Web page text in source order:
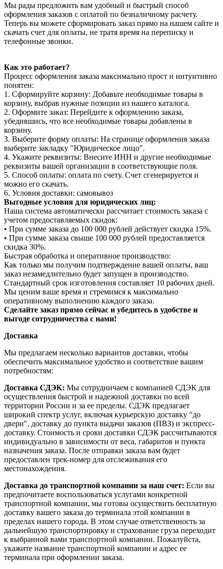
Мы рады предложить вам удобный и быстрый способ
оформления заказов с оплатой по безналичному расчету.
Теперь вы можете сформировать заказ прямо на нашем сайте и
скачать счет для оплаты, не тратя время на переписку и
телефонные звонки.
Как это работает?
Процесс оформления заказа максимально прост и интуитивно
понятен:
1. Сформируйте корзину: Добавьте необходимые товары в
корзину, выбрав нужные позиции из нашего каталога.
2. Оформите заказ: Перейдите к оформлению заказа,
убедившись, что все необходимые товары добавлены в
корзину.
3. Выберите форму оплаты: На странице оформления заказа
выберите закладку "Юридическое лицо".
4. Укажите реквизиты: Внесите ИНН и другие необходимые
реквизиты вашей организации в соответствующие поля.
5. Способ оплаты: оплата по счету. Счет сгенерируется и
можно его скачать.
6. Условия доставки: самовывоз
Выгодные условия для юридических лиц:
Наша система автоматически рассчитает стоимость заказа с
учетом предоставляемых скидок:
• При сумме заказа до 100 000 рублей действует скидка 15%.
• При сумме заказа свыше 100 000 рублей предоставляется
скидка 30%.
Быстрая обработка и оперативное производство:
Как только мы получим подтверждение вашей оплаты, ваш
заказ незамедлительно будет запущен в производство.
Стандартный срок изготовления составляет 10 рабочих дней.
Мы ценим ваше время и стремимся к максимально
оперативному выполнению каждого заказа.
Сделайте заказ прямо сейчас и убедитесь в удобстве и
выгоде сотрудничества с нами!
Доставка
Мы предлагаем несколько вариантов доставки, чтобы
обеспечить максимальное удобство и соответствие вашим
потребностям:
Доставка СДЭК: Мы сотрудничаем с компанией СДЭК для
осуществления быстрой и надежной доставки по всей
территории России и за ее пределы. СДЭК предлагает
широкий спектр услуг, включая курьерскую доставку "до
двери", доставку до пункта выдачи заказов (ПВЗ) и экспресс-
доставку. Стоимость и сроки доставки СДЭК рассчитываются
индивидуально в зависимости от веса, габаритов и пункта
назначения заказа. После отправки заказа вам будет
предоставлен трек-номер для отслеживания его
местонахождения.
Доставка до транспортной компании за наш счет: Если вы
предпочитаете воспользоваться услугами конкретной
транспортной компании, мы готовы осуществить бесплатную
доставку вашего заказа до терминала этой компании в
пределах нашего города. В этом случае ответственность за
дальнейшую транспортировку и страхование груза переходит
к выбранной вами транспортной компании. Пожалуйста,
укажите название транспортной компании и адрес ее
терминала при оформлении заказа.